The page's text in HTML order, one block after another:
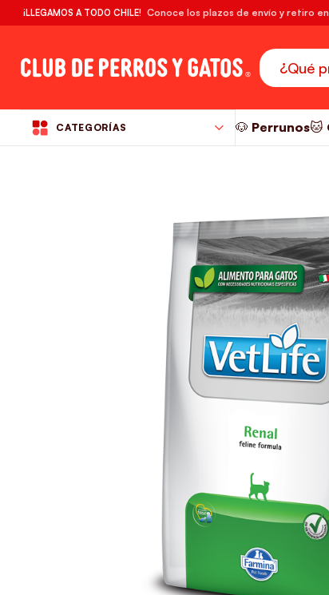
¡LLEGAMOS A TODO CHILE! Conoce los plazos de envío y retiro
CATEGORÍAS 🐶 Perrunos🐱
RM